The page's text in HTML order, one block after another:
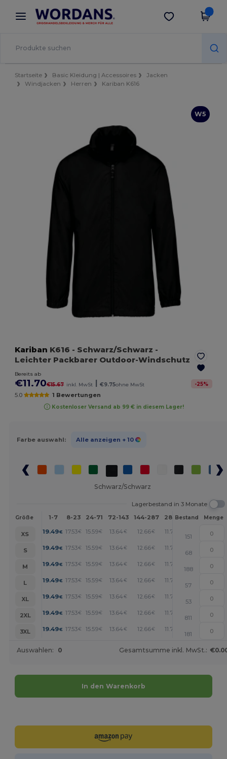
× Wordans App
Bessere Preise in der App!
App holen
Startseite Basic Kleidung | Accessoires
Jacken
Windjacken
Herren Kariban K616
W5
Kariban K616 - Schwarz/Schwarz -
Leichter Packbarer Outdoor-Windschutz
Bereits ab
€11.70€15.67 inkl. MwSt | €9.75ohne MwSt -25%
5.0 1 Bewertungen
Kostenloser Versand ab 99 € in diesem Lager!
Farbe auswahl: Alle anzeigen + 10
Schwarz/Schwarz
Lagerbestand in 3 Monate
Größe 1-7 8-23 24-71 72-143 144-287 288 + Mehr
Bestand Menge
XS 19.49€ 17.53€ 15.59€ 13.64€ 12.66€ 11.70
151
S
19.49€ 17.53€ 15.59€ 13.64€ 12.66€ 11.70 +
68
M
19.49€ 17.53€ 15.59€ 13.64€ 12.66€ 11.70 +
188
L
19.49€ 17.53€ 15.59€ 13.64€ 12.66€ 11.70
57
XL
19.49€ 17.53€ 15.59€ 13.64€ 12.66€ 11.70
53
2XL
19.49€ 17.53€ 15.59€ 13.64€ 12.66€ 11.70
811
3XL
19.49€ 17.53€ 15.59€ 13.64€ 12.66€ 11.70
181
Auswahlen: 0 Gesamtsumme inkl. MwSt.:
In den Warenkorb